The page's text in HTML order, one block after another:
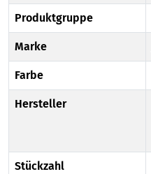
Produktgruppe
Marke
Farbe
Hersteller
Stückzahl